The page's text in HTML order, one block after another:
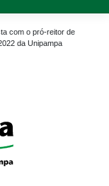
com o pró-reitor de
da Unipampa